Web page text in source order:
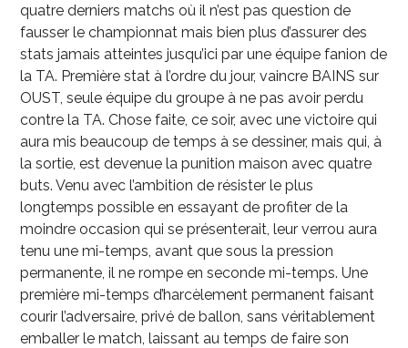
quatre derniers matchs où il n’est pas question de
fausser le championnat mais bien plus d’assurer des
stats jamais atteintes jusqu’ici par une équipe fanion de
la TA. Première stat à l’ordre du jour, vaincre BAINS sur
OUST, seule équipe du groupe à ne pas avoir perdu
contre la TA. Chose faite, ce soir, avec une victoire qui
aura mis beaucoup de temps à se dessiner, mais qui, à
la sortie, est devenue la punition maison avec quatre
buts. Venu avec l’ambition de résister le plus
longtemps possible en essayant de profiter de la
moindre occasion qui se présenterait, leur verrou aura
tenu une mi-temps, avant que sous la pression
permanente, il ne rompe en seconde mi-temps. Une
première mi-temps d’harcèlement permanent faisant
courir l’adversaire, privé de ballon, sans véritablement
emballer le match, laissant au temps de faire son